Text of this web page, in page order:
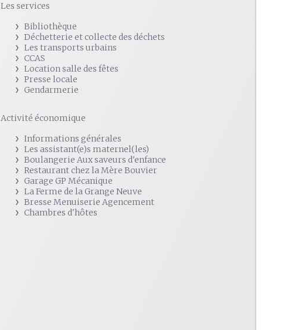
Les services
Bibliothèque
Déchetterie et collecte des déchets
Les transports urbains
CCAS
Location salle des fêtes
Presse locale
Gendarmerie
Activité économique
Informations générales
Les assistant(e)s maternel(les)
Boulangerie Aux saveurs d'enfance
Restaurant chez la Mère Bouvier
Garage GP Mécanique
La Ferme de la Grange Neuve
Bresse Menuiserie Agencement
Chambres d'hôtes